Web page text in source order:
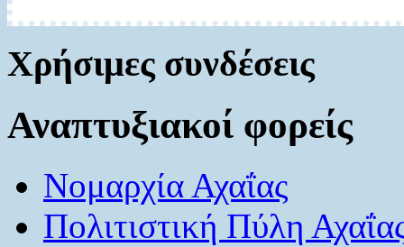
Χρήσιμες συνδέσεις
Αναπτυξιακοί φορείς
Νομαρχία Αχαΐας
Πολιτιστική Πύλη